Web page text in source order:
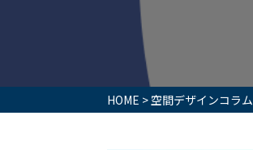
HOME >空間デザインコラム